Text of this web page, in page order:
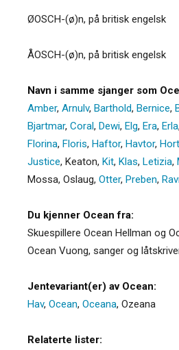
ØOSCH-(ø)n, på britisk engelsk
ÅOSCH-(ø)n, på britisk engelsk
Navn i samme sjanger som
Amber, Arnulv, Barthold, Bernice,
Bjartmar, Coral, Dewi, Elg, Era, Erla,
Florina, Floris, Haftor, Havtor,
Justice, Keaton, Kit, Klas, Letizia,
Mossa, Oslaug, Otter, Preben,
Du kjenner Ocean fra:
Skuespillere Ocean Hellman og
Ocean Vuong, sanger og
Jentevariant(er) av Ocean:
Hav, Ocean, Oceana, Ozeana
Relaterte lister: